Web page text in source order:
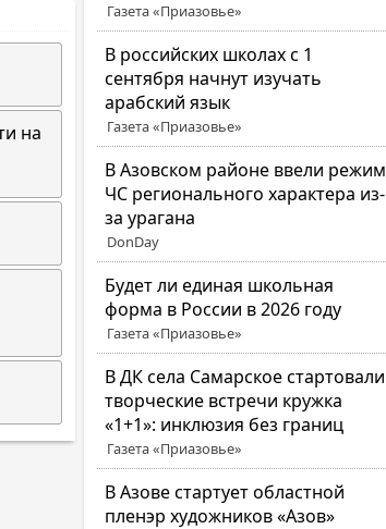
Газета «Приазовье»
В российских школах с 1
сентября начнут изучать
арабский язык
Газета «Приазовье»
В Азовском районе ввели режим
ЧС регионального характера из-
за урагана
DonDay
Будет ли единая школьная
форма в России в 2026 году
Газета «Приазовье»
В ДК села Самарское стартовали
творческие встречи кружка
«1+1»: инклюзия без границ
Газета «Приазовье»
В Азове стартует областной
пленэр художников «Азов»
на